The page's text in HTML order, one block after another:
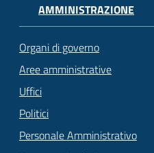
AMMINISTRAZIONE
Organi di governo
Aree amministrative
Uffici
Politici
Personale Amministrativo